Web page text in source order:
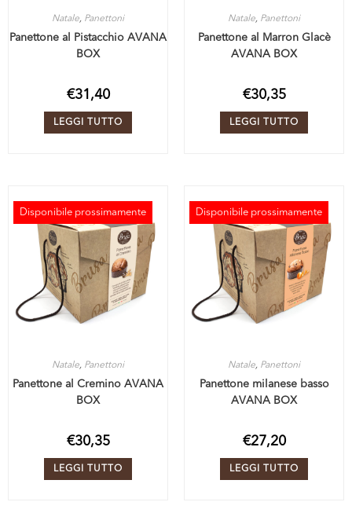
Natale, Panettoni
Panettone al Pistacchio AVANA
BOX
€31,40
LEGGI TUTTO
Natale, Panettoni
Panettone al Marron Glacè
AVANA BOX
€30,35
LEGGI TUTTO
Disponibile prossimamente
ESAURITO
Natale, Panettoni
Panettone al Cremino AVANA
BOX
€30,35
LEGGI TUTTO
Disponibile prossimamente
ESAURITO
Natale, Panettoni
Panettone milanese basso
AVANA BOX
€27,20
LEGGI TUTTO